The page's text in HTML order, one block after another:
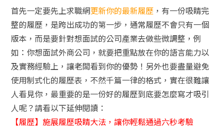
首先一定要先上求職網更新你的最新履歷 ，有一份吸睛完
整的履歷，是跨出成功的第一步，通常履歷不會只有一個
版本，而是要針對想面試的公司產業去做些微調整，例
如：你想面試外商公司，就要把重點放在你的語言能力以
及實務經驗上，讓老闆看到你的優勢！另外也要盡量避免
使用制式化的履歷表，不然千篇一律的格式，實在很難讓
人看見你，最重要的是一份好的履歷到底要怎麼寫才吸引
人呢？請看以下延伸閱讀：
【履歷】施展履歷吸睛大法，讓你輕鬆通過六秒考驗